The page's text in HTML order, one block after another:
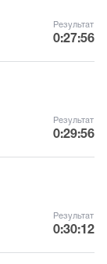
Результат
0:27:56
Результат
0:29:56
Результат
0:30:12